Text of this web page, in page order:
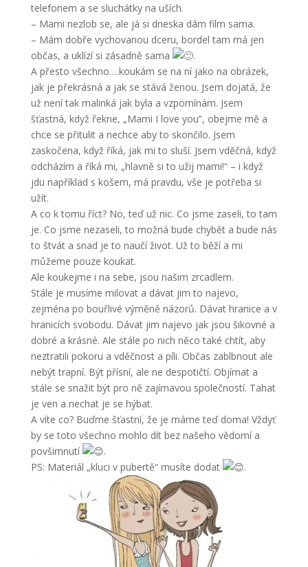
telefonem a se sluchátky na uších.
– Mami nezlob se, ale já si dneska dám film sama.
– Mám dobře vychovanou dceru, bordel tam má jen
občas, a uklízí si zásadně sama
.
A přesto všechno….koukám se na ní jako na obrázek,
jak je překrásná a jak se stává ženou. Jsem dojatá, že
už není tak malinká jak byla a vzpomínám. Jsem
šťastná, když řekne, „Mami I love you“, obejme mě a
chce se přitulit a nechce aby to skončilo. Jsem
zaskočena, když říká, jak mi to sluší. Jsem vděčná, když
odcházím a říká mi, „hlavně si to užij mami!“ – i když
jdu například s košem, má pravdu, vše je potřeba si
užít.
A co k tomu říct? No, teď už nic. Co jsme zaseli, to tam
je. Co jsme nezaseli, to možná bude chybět a bude nás
to štvát a snad je to naučí život. Už to běží a mi
můžeme pouze koukat.
Ale koukejme i na sebe, jsou našim zrcadlem.
Stále je musíme milovat a dávat jim to najevo,
zejména po bouřlivé výměně názorů. Dávat hranice a v
hranicích svobodu. Dávat jim najevo jak jsou šikovné a
dobré a krásné. Ale stále po nich něco také chtít, aby
neztratili pokoru a vděčnost a píli. Občas zablbnout ale
nebýt trapní. Být přísní, ale ne despotičtí. Objímat a
stále se snažit být pro ně zajímavou společností. Tahat
je ven a nechat je se hýbat.
A víte co? Buďme šťastní, že je máme teď doma! Vždyť
by se toto všechno mohlo dít bez našeho vědomí a
povšimnutí
.
PS: Materiál „kluci v pubertě“ musíte dodat
.